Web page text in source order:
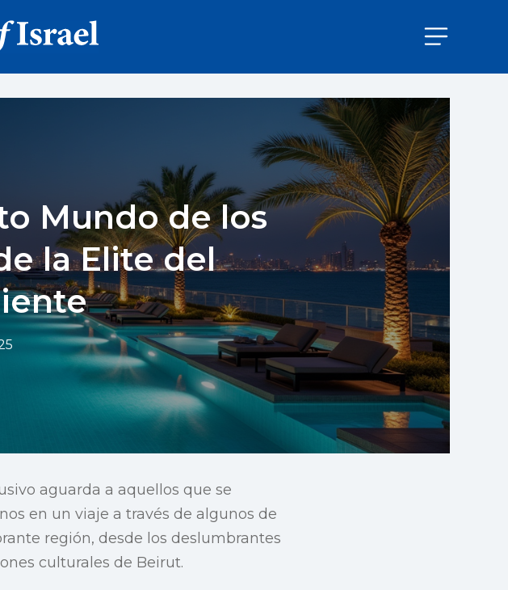
Mundo de los
la Elite del
aguarda a aquellos que se
en un viaje a través de algunos de
región, desde los deslumbrantes
culturales de Beirut.